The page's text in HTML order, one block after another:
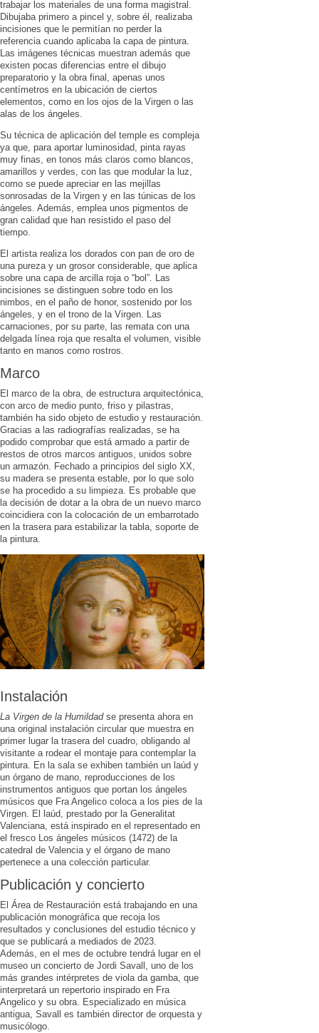
trabajar los materiales de una forma magistral.
Dibujaba primero a pincel y, sobre él, realizaba
incisiones que le permitían no perder la
referencia cuando aplicaba la capa de pintura.
Las imágenes técnicas muestran además que
existen pocas diferencias entre el dibujo
preparatorio y la obra final, apenas unos
centímetros en la ubicación de ciertos
elementos, como en los ojos de la Virgen o las
alas de los ángeles.
Su técnica de aplicación del temple es compleja
ya que, para aportar luminosidad, pinta rayas
muy finas, en tonos más claros como blancos,
amarillos y verdes, con las que modular la luz,
como se puede apreciar en las mejillas
sonrosadas de la Virgen y en las túnicas de los
ángeles. Además, emplea unos pigmentos de
gran calidad que han resistido el paso del
tiempo.
El artista realiza los dorados con pan de oro de
una pureza y un grosor considerable, que aplica
sobre una capa de arcilla roja o “bol”. Las
incisiones se distinguen sobre todo en los
nimbos, en el paño de honor, sostenido por los
ángeles, y en el trono de la Virgen. Las
carnaciones, por su parte, las remata con una
delgada línea roja que resalta el volumen, visible
tanto en manos como rostros.
Marco
El marco de la obra, de estructura arquitectónica,
con arco de medio punto, friso y pilastras,
también ha sido objeto de estudio y restauración.
Gracias a las radiografías realizadas, se ha
podido comprobar que está armado a partir de
restos de otros marcos antiguos, unidos sobre
un armazón. Fechado a principios del siglo XX,
su madera se presenta estable, por lo que solo
se ha procedido a su limpieza. Es probable que
la decisión de dotar a la obra de un nuevo marco
coincidiera con la colocación de un embarrotado
en la trasera para estabilizar la tabla, soporte de
la pintura.
Instalación
La Virgen de la Humildadse presenta ahora en
una original instalación circular que muestra en
primer lugar la trasera del cuadro, obligando al
visitante a rodear el montaje para contemplar la
pintura. En la sala se exhiben también un laúd y
un órgano de mano, reproducciones de los
instrumentos antiguos que portan los ángeles
músicos que Fra Angelico coloca a los pies de la
Virgen. El laúd, prestado por la Generalitat
Valenciana, está inspirado en el representado en
el fresco Los ángeles músicos (1472) de la
catedral de Valencia y el órgano de mano
pertenece a una colección particular.
Publicación y concierto
El Área de Restauración está trabajando en una
publicación monográfica que recoja los
resultados y conclusiones del estudio técnico y
que se publicará a mediados de 2023.
Además, en el mes de octubre tendrá lugar en el
museo un concierto de Jordi Savall, uno de los
más grandes intérpretes de viola da gamba, que
interpretará un repertorio inspirado en Fra
Angelico y su obra. Especializado en música
antigua, Savall es también director de orquesta y
musicólogo.